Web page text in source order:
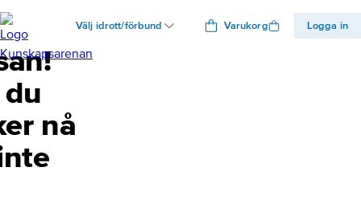
Välj idrott/förbund Varukorg Logga in
nå